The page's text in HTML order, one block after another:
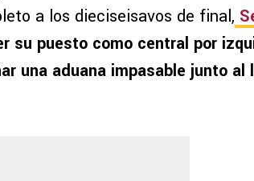
a los dieciseisavos de final,
su puesto como central por
una aduana impasable junto al